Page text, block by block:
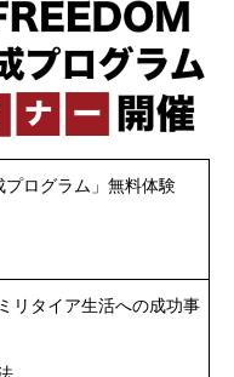
プログラム」無料体験
リタイア生活への成功事